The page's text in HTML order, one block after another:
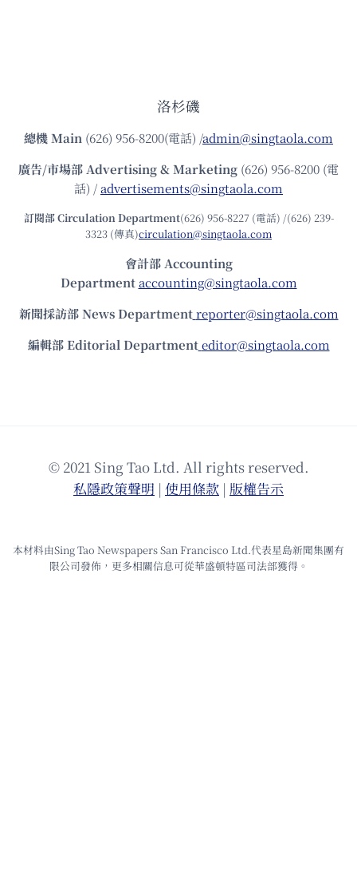
洛杉磯
總機Main (626) 956-8200(電話) /admin@singtaola.com
廣告/市場部Advertising & Marketing (626) 956-8200 (電
話) /advertisements@singtaola.com
訂閱部 Circulation Department(626) 956-8227 (電話) /(626) 239-
3323 (傳真)circulation@singtaola.com
會計部 Accounting
Department accounting@singtaola.com
新聞採訪部 News Department reporter@singtaola.com
編輯部 Editorial Department editor@singtaola.com
© 2021 Sing Tao Ltd. All rights reserved.
私隱政策聲明 | 使⽤條款 | 版權告⽰
本材料由Sing Tao Newspapers San Francisco Ltd.代表星島新聞集團有
限公司發佈，更多相關信息可從華盛頓特區司法部獲得。